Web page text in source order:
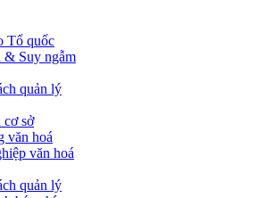
Tổ quốc
& Suy ngẫm
quản lý
cơ sở
văn hoá
văn hoá
quản lý